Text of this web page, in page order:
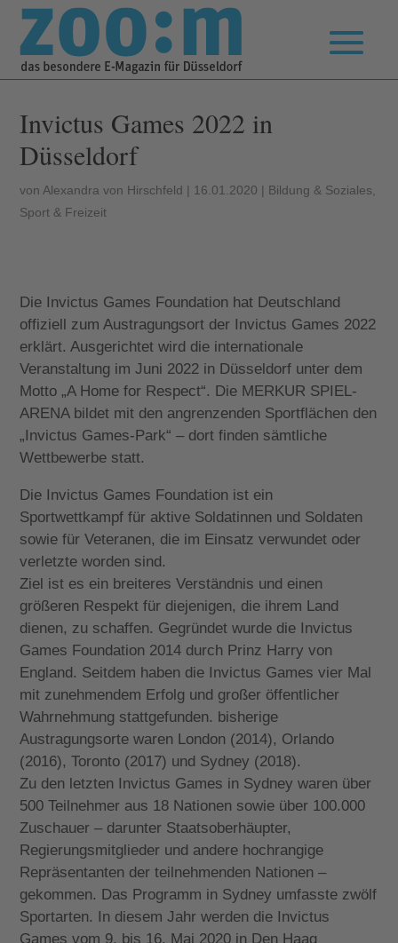
Invictus Games 2022 in
Düsseldorf
von Alexandra von Hirschfeld | 16.01.2020 | Bildung & Soziales
Sport & Freizeit
Die Invictus Games Foundation hat Deutschland
offiziell zum Austragungsort der Invictus Games 2022
erklärt. Ausgerichtet wird die internationale
Veranstaltung im Juni 2022 in Düsseldorf unter dem
Motto „A Home for Respect“. Die MERKUR SPIEL-
ARENA bildet mit den angrenzenden Sportflächen den
„Invictus Games-Park“ – dort finden sämtliche
Wettbewerbe statt.
Die Invictus Games Foundation ist ein
Sportwettkampf für aktive Soldatinnen und Soldaten
sowie für Veteranen, die im Einsatz verwundet oder
verletzte worden sind.
Ziel ist es ein breiteres Verständnis und einen
größeren Respekt für diejenigen, die ihrem Land
dienen, zu schaffen. Gegründet wurde die Invictus
Games Foundation 2014 durch Prinz Harry von
England. Seitdem haben die Invictus Games vier Mal
mit zunehmendem Erfolg und großer öffentlicher
Wahrnehmung stattgefunden. bisherige
Austragungsorte waren London (2014), Orlando
(2016), Toronto (2017) und Sydney (2018).
Zu den letzten Invictus Games in Sydney waren über
500 Teilnehmer aus 18 Nationen sowie über 100.000
Zuschauer – darunter Staatsoberhäupter,
Regierungsmitglieder und andere hochrangige
Repräsentanten der teilnehmenden Nationen –
gekommen. Das Programm in Sydney umfasste zwölf
Sportarten. In diesem Jahr werden die Invictus
Games vom 9. bis 16. Mai 2020 in Den Haag